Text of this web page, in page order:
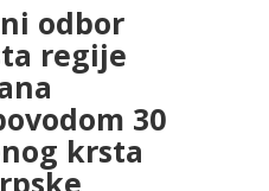
odbor
regije
30
krsta